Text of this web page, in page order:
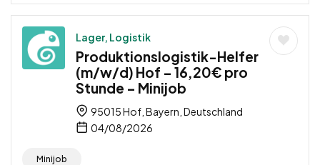
Lager, Logistik
Produktionslogistik-Helfer
(m/w/d) Hof – 16,20€ pro
Stunde – Minijob
95015 Hof, Bayern, Deutschland
04/08/2026
Minijob